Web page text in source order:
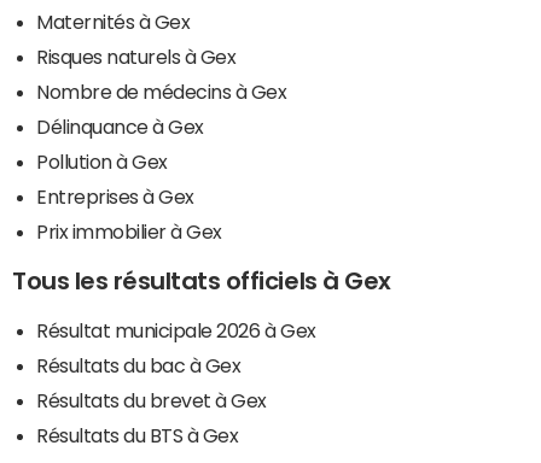
Maternités à Gex
Risques naturels à Gex
Nombre de médecins à Gex
Délinquance à Gex
Pollution à Gex
Entreprises à Gex
Prix immobilier à Gex
Tous les résultats officiels à Gex
Résultat municipale 2026 à Gex
Résultats du bac à Gex
Résultats du brevet à Gex
Résultats du BTS à Gex